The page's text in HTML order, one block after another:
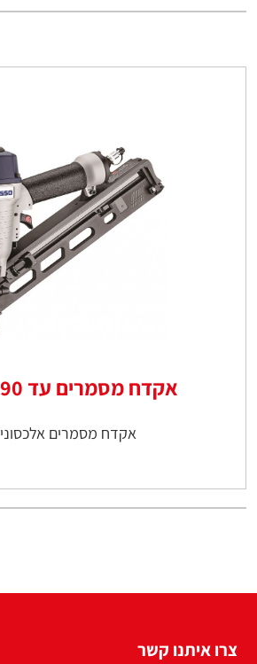
אקדח מסמרים עד 90 ממ FN
אקדח מסמרים אלכסוני 34
צרו איתנו קשר